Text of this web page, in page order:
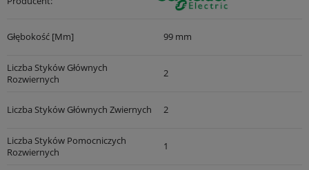
Głębokość [mm] 99 mm
Liczba Styków Głównych
Rozwiernych
2
Liczba Styków Głównych Zwiernych 2
Liczba Styków Pomocniczych
Rozwiernych
1